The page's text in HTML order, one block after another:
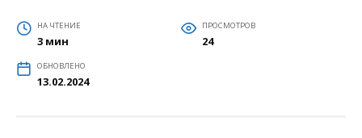
НА ЧТЕНИЕ
3 мин
ПРОСМОТРОВ
24
ОБНОВЛЕНО
13.02.2024